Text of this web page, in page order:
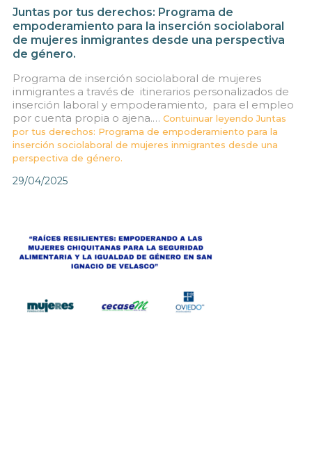
Juntas por tus derechos: Programa de
empoderamiento para la inserción sociolaboral
de mujeres inmigrantes desde una perspectiva
de género.
Programa de inserción sociolaboral de mujeres
inmigrantes a través de itinerarios personalizados de
inserción laboral y empoderamiento, para el empleo
por cuenta propia o ajena.… Contuinuar leyendo Juntas
por tus derechos: Programa de empoderamiento para la
inserción sociolaboral de mujeres inmigrantes desde una
perspectiva de género.
29/04/2025